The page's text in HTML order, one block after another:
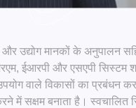
मानकों के अनुपालन
ईआरपी और एसएपी सिस्टम
वाले विकासों का प्रबंधन
बनाता है। स्वचालित